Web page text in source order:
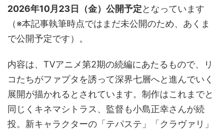
2026年10月23日（金）公開予定となっています
（※本記事執筆時点ではまだ未公開のため、あくま
で公開予定です）。
内容は、TVアニメ第2期の続編にあたるもので、リ
コたちがファプタを誘って深界七層へと進んでいく
展開が描かれるとされています。制作はこれまでと
同じくキネマシトラス、監督も小島正幸さんが続
投。新キャラクターの「テパステ」「クラヴァリ」